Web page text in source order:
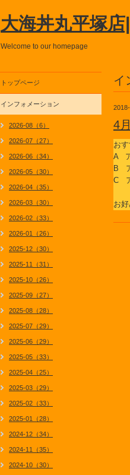
大海丼丸平塚
Welcome to our homepage
イ
4
お
A
B
C
お
トップページ
インフォメーション
2026-08（6）
2026-07（27）
2026-06（34）
2026-05（30）
2026-04（35）
2026-03（30）
2026-02（33）
2026-01（26）
2025-12（30）
2025-11（31）
2025-10（26）
2025-09（27）
2025-08（28）
2025-07（29）
2025-06（29）
2025-05（33）
2025-04（25）
2025-03（29）
2025-02（33）
2025-01（28）
2024-12（34）
2024-11（35）
2024-10（30）